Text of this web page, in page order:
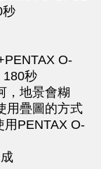
O-
秒
，地景會糊
用疊圖的方式
用PENTAX O-